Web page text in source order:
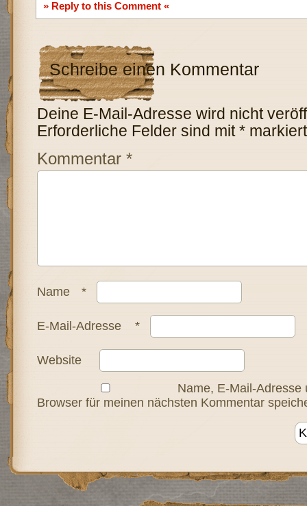
» Reply to this Comment «
Schreibe einen Kommentar
Deine E-Mail-Adresse wird nicht
Erforderliche Felder sind mit*markiert
Kommentar *
Name *
E-Mail-Adresse *
Website
Name, E-Mail-Adresse
Browser für meinen nächsten Kommentar